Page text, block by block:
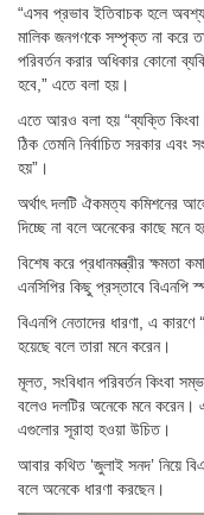
“এসব প্রভাব ইতিবাচক হলে
মালিক জনগণকে সম্পৃক্ত না করে
পরিবর্তন করার অধিকার কোনো
হবে,” এতে বলা হয়।
এতে আরও বলা হয় “ব্যক্তি কিংবা
ঠিক তেমনি নির্বাচিত সরকার এবং
হয়”।
অর্থাৎ দলটি ঐকমত্য কমিশনের
দিচ্ছে না বলে অনেকের কাছে মনে
বিশেষ করে প্রধানমন্ত্রীর ক্ষমতা
এনসিপির কিছু প্রস্তাবে বিএনপি
বিএনপি নেতাদের ধারণা, এ
হয়েছে বলে তারা মনে করেন।
মূলত, সংবিধান পরিবর্তন কিংবা
বলেও দলটির অনেকে মনে করেন। এ
এগুলোর সূরাহা হওয়া উচিত।
আবার কথিত ‘জুলাই সনদ’ নিয়ে
বলে অনেকে ধারণা করছেন।